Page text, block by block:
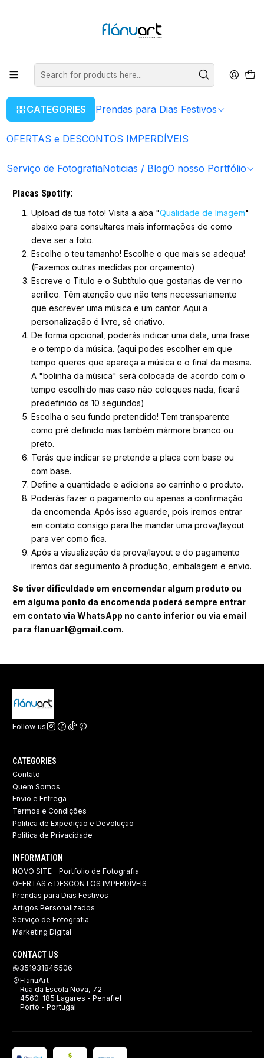
CATEGORIES Prendas para Dias Festivos
OFERTAS e DESCONTOS IMPERDÍVEIS
Serviço de FotografiaNoticias / BlogO nosso Portfólio
Home Como Encomendar
Como Encomendar
(Todos os nossos serviços de personalização é enviado
para o cliente mesmo antes de efetuar o pagamento
confirmação para produção)
Placas Spotify:
Upload da tua foto! Visita a aba "Qualidade de Imagem"
abaixo para consultares mais informações de como
deve ser a foto.
Escolhe o teu tamanho! Escolhe o que mais se adequa!
(Fazemos outras medidas por orçamento)
Escreve o Titulo e o Subtítulo que gostarias de ver no
acrílico. Têm atenção que não tens necessariamente
que escrever uma música e um cantor. Aqui a
personalização é livre, sê criativo.
De forma opcional, poderás indicar uma data, uma frase
e o tempo da música. (aqui podes escolher em que
tempo queres que apareça a música e o final da mesma.
A "bolinha da música" será colocada de acordo com o
tempo escolhido mas caso não coloques nada, ficará
predefinido os 10 segundos)
Escolha o seu fundo pretendido! Tem transparente
como pré definido mas também mármore branco ou
preto.
Terás que indicar se pretende a placa com base ou
com base.
Define a quantidade e adiciona ao carrinho o produto.
Poderás fazer o pagamento ou apenas a confirmação
da encomenda. Após isso aguarde, pois iremos entrar
em contato consigo para lhe mandar uma prova/layout
para ver como fica.
Após a visualização da prova/layout e do pagamento
iremos dar seguimento à produção, embalagem e envio.
Se tiver dificuldade em encomendar algum produto ou
em alguma ponto da encomenda poderá sempre entrar
em contato via WhatsApp no canto inferior ou via email
para flanuart@gmail.com.
Follow us
CATEGORIES
Contato
Quem Somos
Envio e Entrega
Termos e Condições
Politica de Expedição e Devolução ​
Política de Privacidade
INFORMATION
NOVO SITE - Portfolio de Fotografia
OFERTAS e DESCONTOS IMPERDÍVEIS
Prendas para Dias Festivos
Artigos Personalizados
Serviço de Fotografia
Marketing Digital
CONTACT US
351931845506
FlanuArt
Rua da Escola Nova, 72
4560-185 Lagares - Penafiel
Porto - Portugal